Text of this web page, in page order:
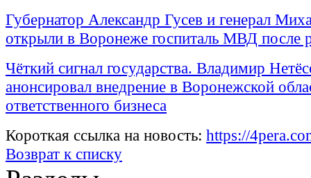
Губернатор Александр Гусев и генерал
открыли в Воронеже госпиталь МВД после
Чёткий сигнал государства. Владимир
анонсировал внедрение в Воронежской
ответственного бизнеса
Короткая ссылка на новость: https://
Возврат к списку